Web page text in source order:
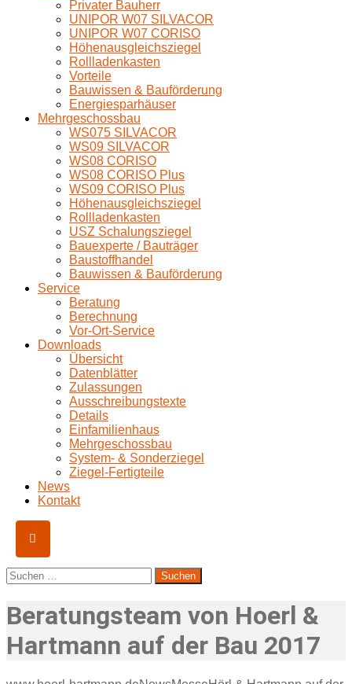
Privater Bauherr
UNIPOR W07 SILVACOR
UNIPOR W07 CORISO
Höhenausgleichsziegel
Rollladenkasten
Vorteile
Bauwissen & Bauförderung
Energiesparhäuser
Mehrgeschossbau
WS075 SILVACOR
WS09 SILVACOR
WS08 CORISO
WS08 CORISO Plus
WS09 CORISO Plus
Höhenausgleichsziegel
Rollladenkasten
USZ Schalungsziegel
Bauexperte / Bauträger
Baustoffhandel
Bauwissen & Bauförderung
Service
Beratung
Berechnung
Vor-Ort-Service
Downloads
Übersicht
Datenblätter
Zulassungen
Ausschreibungstexte
Details
Einfamilienhaus
Mehrgeschossbau
System- & Sonderziegel
Ziegel-Fertigteile
News
Kontakt
Suchen
nach:
Beratungsteam von Hoerl &
Hartmann auf der Bau 2017